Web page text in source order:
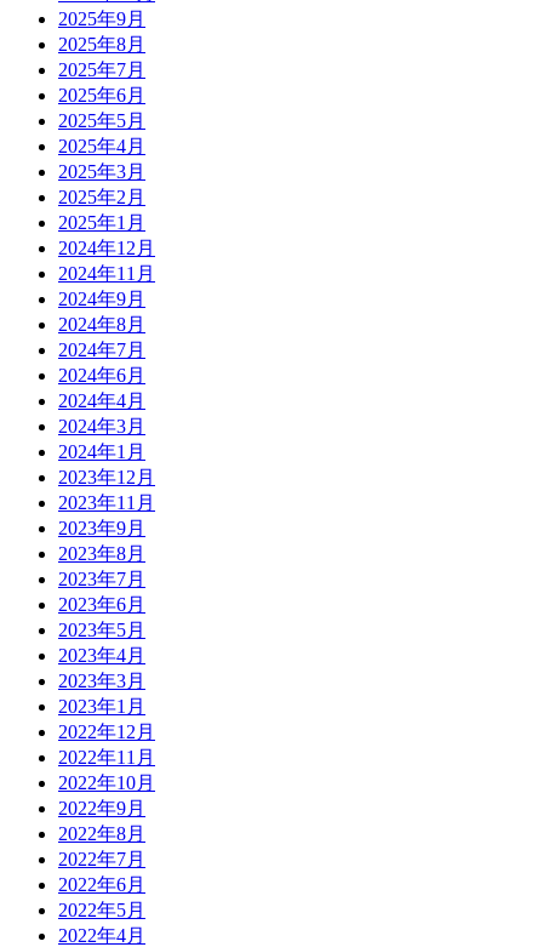
2025年9月
2025年8月
2025年7月
2025年6月
2025年5月
2025年4月
2025年3月
2025年2月
2025年1月
2024年12月
2024年11月
2024年9月
2024年8月
2024年7月
2024年6月
2024年4月
2024年3月
2024年1月
2023年12月
2023年11月
2023年9月
2023年8月
2023年7月
2023年6月
2023年5月
2023年4月
2023年3月
2023年1月
2022年12月
2022年11月
2022年10月
2022年9月
2022年8月
2022年7月
2022年6月
2022年5月
2022年4月